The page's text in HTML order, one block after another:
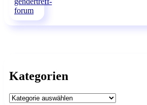
Kategorien
Kategorien